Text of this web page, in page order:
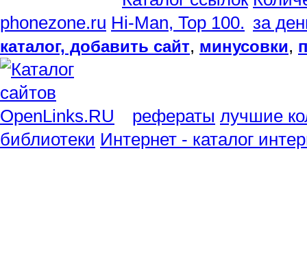
phonezone.ru
каталог, добавить сайт, минусовки,
рефераты лучшие
библиотеки Интернет - каталог